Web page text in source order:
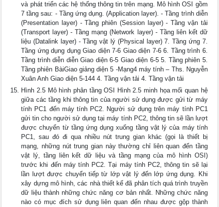
và phát triển các hệ thống thông tin trên mạng. Mô hình OSI gồm
7 tầng sau: - Tầng ứng dụng. (Application layer). - Tầng trình diễn
(Presentation layer) - Tầng phiên (Session layer) - Tầng vận tải
(Transport layer) - Tầng mạng (Network layer) - Tầng liên kết dữ
liệu (Datalink layer) - Tầng vật lý (Physical layer) 7. Tầng ứng 7.
Tầng ứng dụng dụng Giao diện 7-6 Giao diện 7-6 6. Tầng trình 6.
Tầng trình diễn diễn Giao diện 6-5 Giao diện 6-5 5. Tầng phiên 5.
Tầng phiên BàiGiao giảng diện 5 -Mạng4 máy tính – Ths. Nguyễn
Xuân Anh Giao diện 5-144 4. Tầng vận tải 4. Tầng vận tải
Hình 2.5 Mô hình phân tầng OSI Hình 2.5 minh họa mối quan hệ
giữa các tầng khi thông tin của người sử dụng được gửi từ máy
tính PC1 đến máy tính PC2. Người sử dụng trên máy tính PC1
gửi tin cho người sử dụng tại máy tính PC2, thông tin sẽ lần lượt
được chuyển từ tầng ứng dụng xuống tầng vật lý của máy tính
PC1, sau đó đi qua nhiều nút trung gian khác (gọi là thiết bị
mạng, những nút trung gian này thường chỉ liên quan đến tầng
vật lý, tầng liên kết dữ liệu và tầng mạng của mô hình OSI)
trước khi đến máy tính PC2. Tại máy tính PC2, thông tin sẽ lại
lần lượt được chuyển tiếp từ lớp vật lý đến lớp ứng dụng. Khi
xây dựng mô hình, các nhà thiết kế đã phân tích quá trình truyền
dữ liệu thành những chức năng cơ bản nhất. Những chức năng
nào có mục đích sử dụng liên quan đến nhau được gộp thành